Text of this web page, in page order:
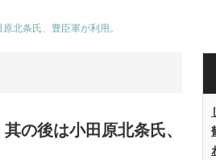
北条氏、豊臣軍が利用。
の後は小田原北条氏、